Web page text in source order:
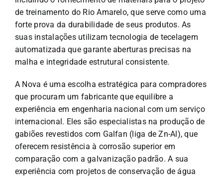
de treinamento do Rio Amarelo, que serve como uma
forte prova da durabilidade de seus produtos. As
suas instalações utilizam tecnologia de tecelagem
automatizada que garante aberturas precisas na
malha e integridade estrutural consistente.
A Nova é uma escolha estratégica para compradores
que procuram um fabricante que equilibre a
experiência em engenharia nacional com um serviço
internacional. Eles são especialistas na produção de
gabiões revestidos com Galfan (liga de Zn-Al), que
oferecem resistência à corrosão superior em
comparação com a galvanização padrão. A sua
experiência com projetos de conservação de água